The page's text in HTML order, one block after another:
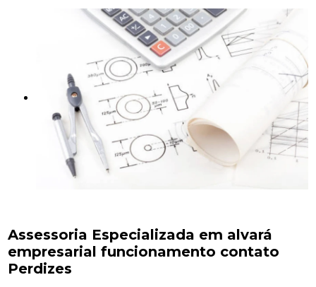
Assessoria Especializada em alvará
empresarial funcionamento contato
Perdizes